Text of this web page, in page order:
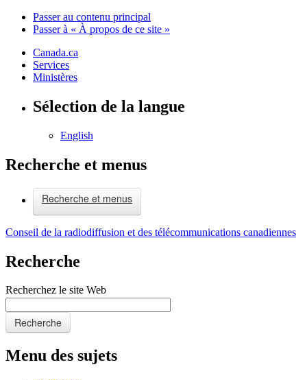
Passer au contenu principal
Passer à « À propos de ce site »
Canada.ca
Services
Ministères
Sélection de la langue
English
Recherche et menus
Recherche et menus
Conseil de la radiodiffusion et des télécommunications canadiennes
Recherche
Recherchez le site Web
Recherche
Menu des sujets